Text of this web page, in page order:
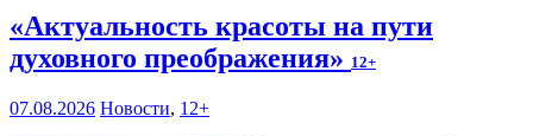
«Актуальность красоты на пути
духовного преображения» 12+
07.08.2026 Новости, 12+